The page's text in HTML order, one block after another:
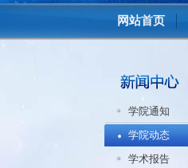
网站首页
学院通知
学院动态
学术报告